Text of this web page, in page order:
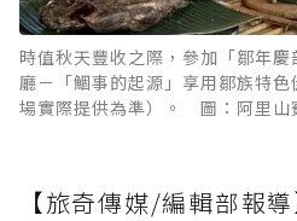
時值秋天豐收之際，參加「鄒年
廳－「鯝事的起源」享用鄒族特
場實際提供為準）。 圖：阿里山
【旅奇傳媒/編輯部報